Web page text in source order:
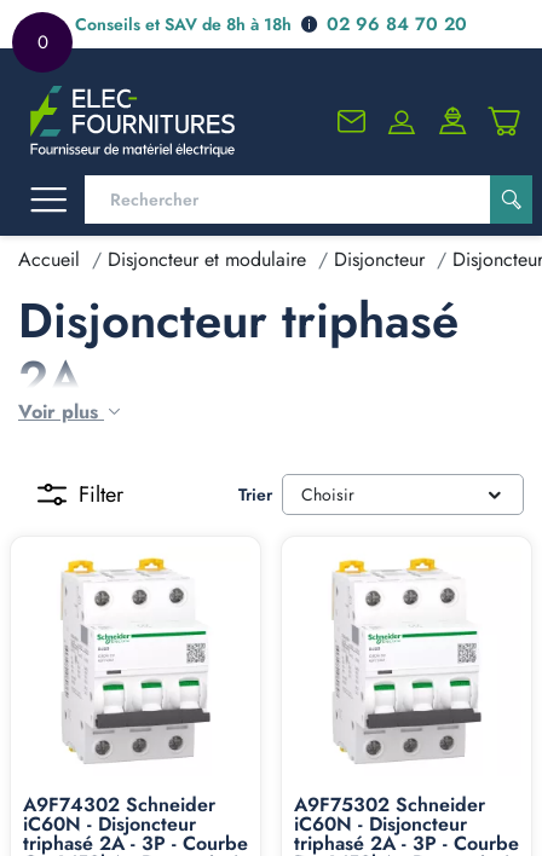
0
Conseils et SAV de 8h à 18h 02 96 84 70 20
Accueil Disjoncteur et modulaire Disjoncteur
Disjoncteur triphasé
2A
Voir plus
Filter Trier Choisir
A9F74302 Schneider
iC60N - Disjoncteur
triphasé 2A - 3P - Courbe
A9F75302 Schneider
iC60N - Disjoncteur
triphasé 2A - 3P - Courbe